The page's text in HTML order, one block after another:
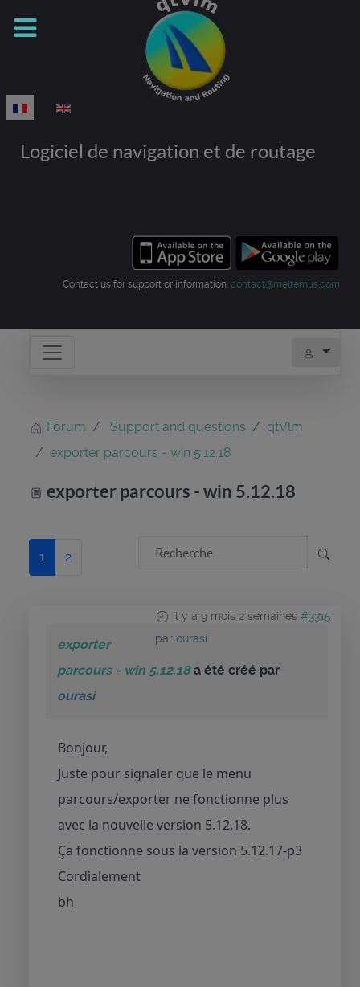
Sélectionnez votre langue
Logiciel de navigation et de routage
Contact us for support or information: contact@meltemus.com
Forum Support and questions
qtVlm
exporter parcours - win 5.12.18
exporter parcours - win 5.12.18
1 2
il y a 9 mois 2 semaines #3315
par ourasi
exporter
parcours - win 5.12.18a été créé par
ourasi
Bonjour,
Juste pour signaler que le menu
parcours/exporter ne fonctionne plus
avec la nouvelle version 5.12.18.
Ça fonctionne sous la version 5.12.17-p3
Cordialement
bh